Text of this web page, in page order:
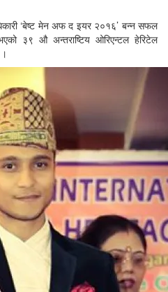
‘बेष्ट मेन अफ द इयर २०१६’ बन्न सफल
३९ औ अन्तराष्टिय ओरिएन्टल हेरिटेल